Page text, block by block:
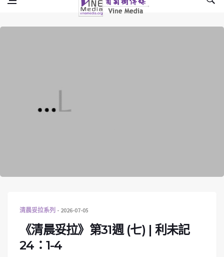
Vine Media
葡萄樹傳媒
清晨妥拉系列 2026-07-05
《清晨妥拉》第31週 (七) | 利未記
24：1-4